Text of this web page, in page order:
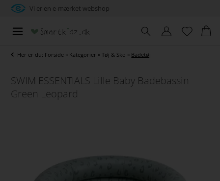
Vi er en e-mærket webshop
Her er du: Forside » Kategorier »Tøj & Sko » Badetøj
SWIM ESSENTIALS Lille Baby Badebassin
Green Leopard